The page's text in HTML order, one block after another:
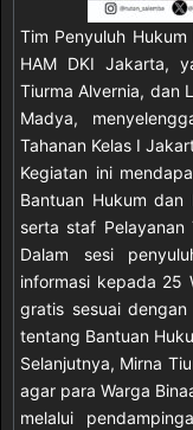
Tim Penyuluh
HAM DKI Jakarta,
Tiurma Alvernia, dan
Madya,
Tahanan Kelas I
Kegiatan ini
Bantuan Hukum dan
serta staf Pelayanan
Dalam sesi
informasi kepada 25
gratis sesuai
tentang Bantuan
Selanjutnya, Mirna
agar para Warga
melalui